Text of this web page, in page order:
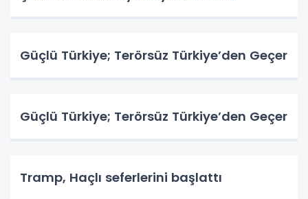
Güçlü Türkiye; Terörsüz Türkiye’den Geçer
Güçlü Türkiye; Terörsüz Türkiye’den Geçer
Tramp, Haçlı seferlerini başlattı